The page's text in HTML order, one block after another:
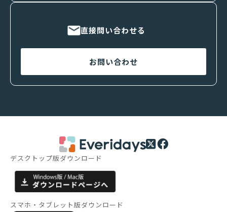
直接問い合わせる
お問い合わせ
デスクトップ版ダウンロード
スマホ・タブレット版ダウンロード